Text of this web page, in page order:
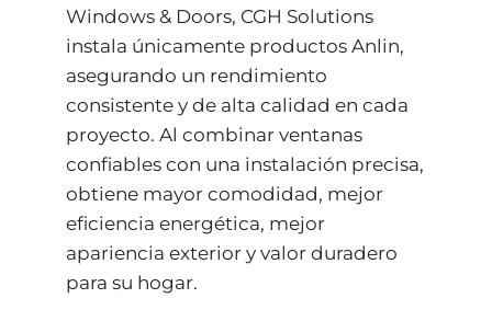
Windows & Doors, CGH Solutions
instala únicamente productos Anlin,
asegurando un rendimiento
consistente y de alta calidad en cada
proyecto. Al combinar ventanas
confiables con una instalación precisa,
obtiene mayor comodidad, mejor
eficiencia energética, mejor
apariencia exterior y valor duradero
para su hogar.